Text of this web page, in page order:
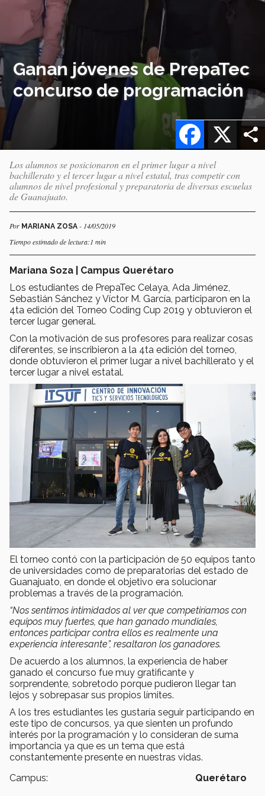
Ganan jóvenes de PrepaTec
concurso de programación
X
Facebook
Los alumnos se posicionaron en el primer lugar a nivel
bachillerato y el tercer lugar a nivel estatal, tras competir con
alumnos de nivel profesional y preparatoria de diversas escuelas
de Guanajuato.
Por MARIANA ZOSA - 14/05/2019
Tiempo estimado de lectura:1 min
Mariana Soza | Campus Querétaro
Los estudiantes de PrepaTec Celaya, Ada Jiménez,
Sebastián Sánchez y Víctor M. García, participaron en la
4ta edición del Torneo Coding Cup 2019 y obtuvieron el
tercer lugar general.
Con la motivación de sus profesores para realizar cosas
diferentes, se inscribieron a la 4ta edición del torneo,
donde obtuvieron el primer lugar a nivel bachillerato y el
tercer lugar a nivel estatal.
El torneo contó con la participación de 50 equipos tanto
de universidades como de preparatorias del estado de
Guanajuato, en donde el objetivo era solucionar
problemas a través de la programación.
“Nos sentimos intimidados al ver que competiríamos con
equipos muy fuertes, que han ganado mundiales,
entonces participar contra ellos es realmente una
experiencia interesante”, resaltaron los ganadores.
De acuerdo a los alumnos, la experiencia de haber
ganado el concurso fue muy gratificante y
sorprendente, sobretodo porque pudieron llegar tan
lejos y sobrepasar sus propios límites.
A los tres estudiantes les gustaría seguir participando en
este tipo de concursos, ya que sienten un profundo
interés por la programación y lo consideran de suma
importancia ya que es un tema que está
constantemente presente en nuestras vidas.
Campus:
Querétaro